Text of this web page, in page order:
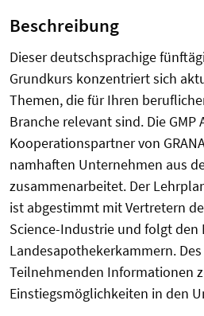
Beschreibung
Dieser deutschsprachige
Grundkurs konzentriert sich
Themen, die für Ihren
Branche relevant sind. Die GMP
Kooperationspartner von
namhaften Unternehmen aus
zusammenarbeitet. Der
ist abgestimmt mit Vertretern
Science-Industrie und folgt den
Landesapothekerkammern.
Teilnehmenden Informationen
Einstiegsmöglichkeiten in den